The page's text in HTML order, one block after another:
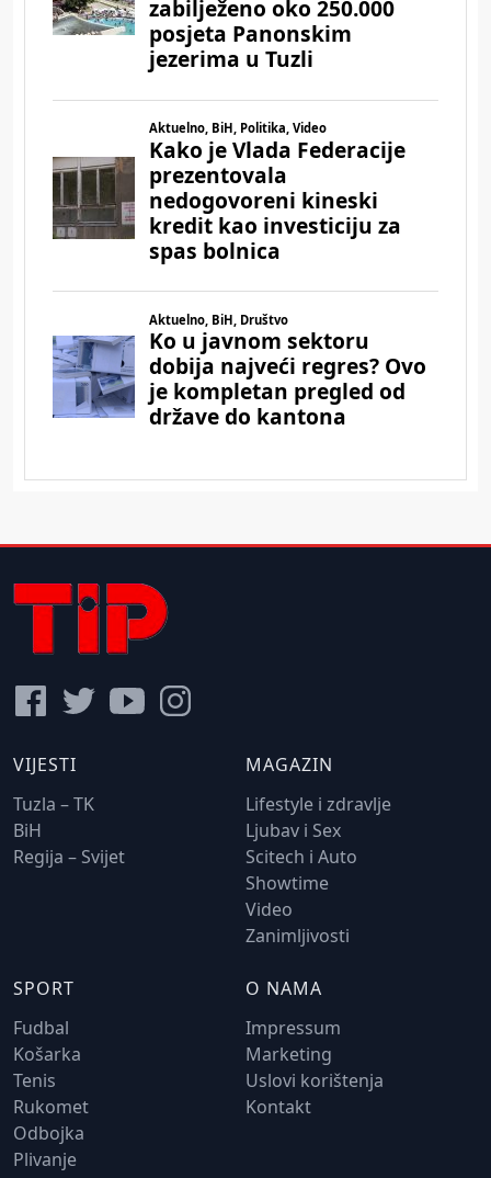
VIJESTI
Tuzla – TK
BiH
Regija – Svijet
MAGAZIN
Lifestyle i zdravlje
Ljubav i Sex
Scitech i Auto
Showtime
Video
Zanimljivosti
SPORT
Fudbal
Košarka
Tenis
Rukomet
Odbojka
Plivanje
O NAMA
Impressum
Marketing
Uslovi korištenja
Kontakt